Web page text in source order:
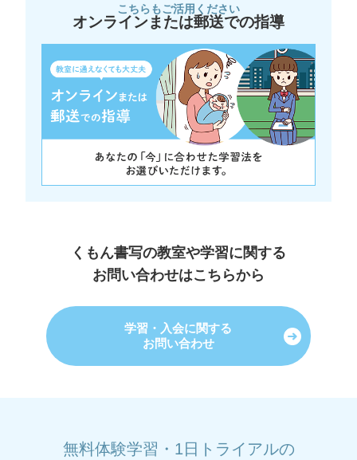
こちらもご活用ください
オンラインまたは郵送での指導
くもん書写の教室や学習に関する
お問い合わせはこちらから
学習・入会に関する
お問い合わせ
無料体験学習・1日トライアルの